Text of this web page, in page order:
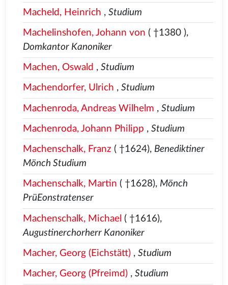
Macheld, Heinrich , Studium
Machelinshofen, Johann von ( †1380 ),
Domkantor Kanoniker
Machen, Oswald , Studium
Machendorfer, Ulrich , Studium
Machenroda, Andreas Wilhelm , Studium
Machenroda, Johann Philipp , Studium
Machenschalk, Franz ( †1624), Benediktiner
Mönch Studium
Machenschalk, Martin ( †1628), Mönch
PrüEonstratenser
Machenschalk, Michael ( †1616),
Augustinerchorherr Kanoniker
Macher, Georg (Eichstätt), Studium
Macher, Georg (Pfreimd), Studium